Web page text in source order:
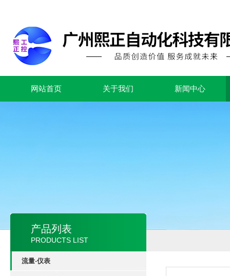
网站首页 关于我们 新闻中心
产品列表
PRODUCTS LIST
流量-仪表